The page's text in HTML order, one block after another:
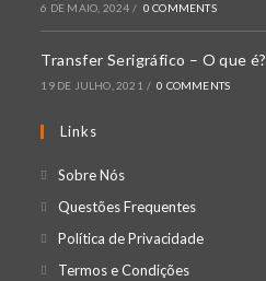
6 DE MAIO, 2024 / 0 COMMENTS
Transfer Serigráfico – O que é?
19 DE JULHO, 2021 / 0 COMMENTS
Links
Sobre Nós
Questões Frequentes
Política de Privacidade
Termos e Condições